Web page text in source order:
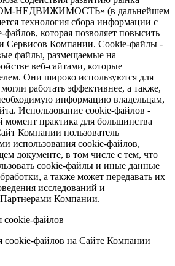
НЕДВИЖИМОСТЬ» (в дальнейшем
технология сбора информации с
которая позволяет повысить
Сервисов Компании. Сookie-файлы -
файлы, размещаемые на
веб-сайтами, которые
Они широко используются для
работать эффективнее, а также,
информацию владельцам,
Использование cookie-файлов -
момент практика для большинства
Компании пользователь
использования cookie-файлов,
документе, в том числе с тем, что
cookie-файлы и иные данные
а также может передавать их
исследований и
Партнерами Компании.
cookie-файлов
cookie-файлов на Сайте Компании